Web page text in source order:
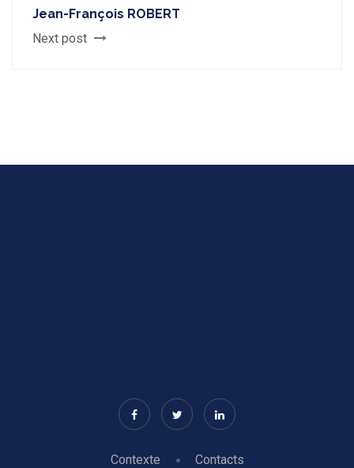
Jean-François ROBERT
Next post
Contexte Contacts